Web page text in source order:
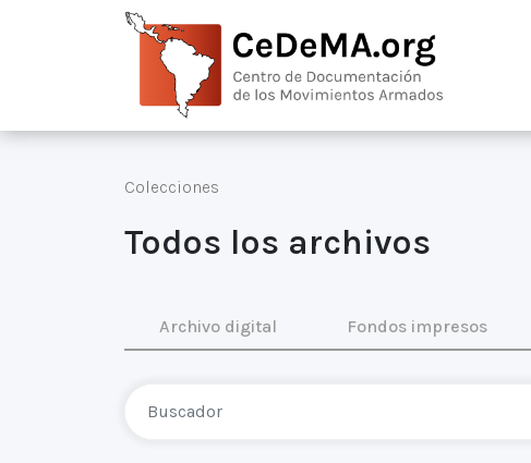
Colecciones
Todos los archivos
Archivo digital Fondos impresos